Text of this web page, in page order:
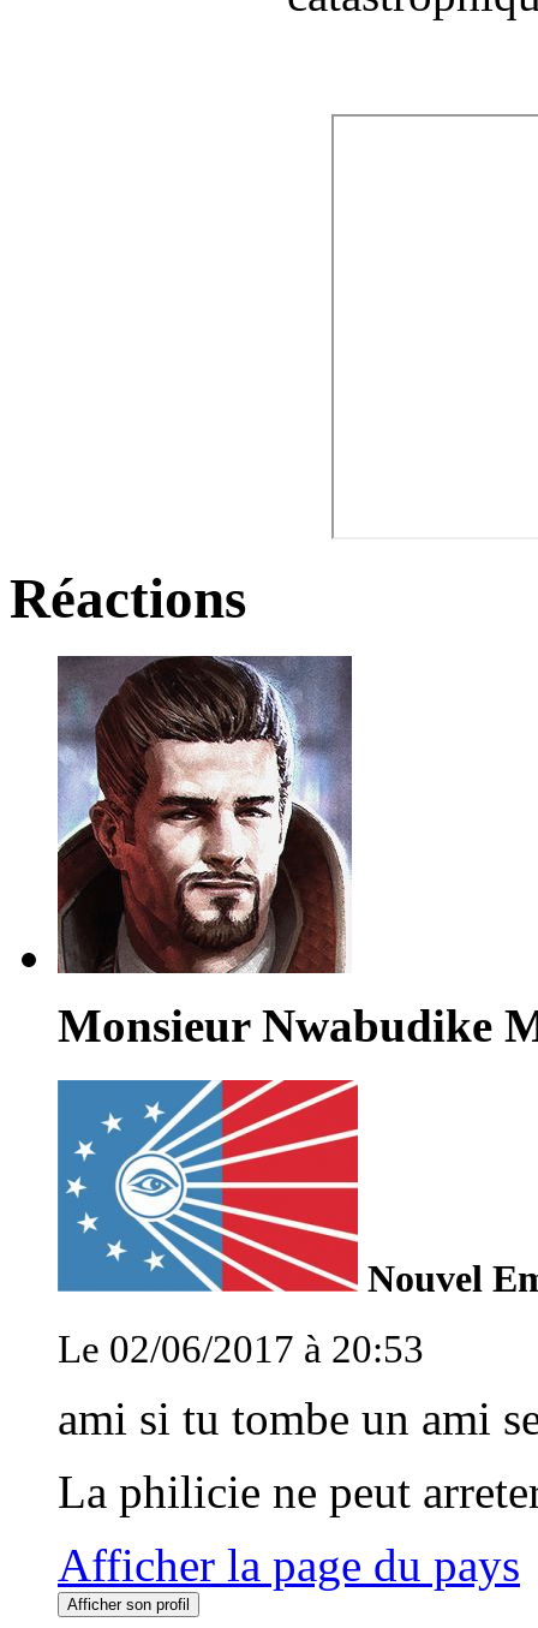
Réactions
Monsieur Nwabudike
Nouvel
Le 02/06/2017 à 20:53
ami si tu tombe un ami
La philicie ne peut
Afficher la page du pays
Afficher son profil